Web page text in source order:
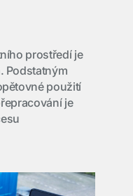
prostředí je
Podstatným
použití
je